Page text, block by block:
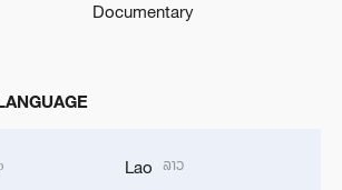
Documentary
Lao ລາວ